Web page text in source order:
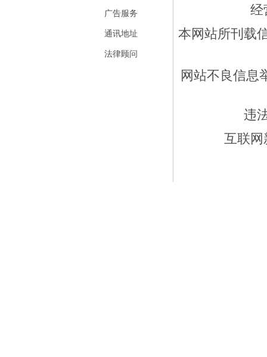
广告服务
通讯地址
法律顾问
经
本网站所刊载
网站不良信息
违
互联网